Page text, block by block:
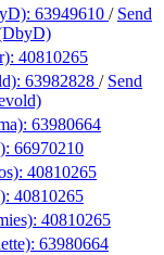
63949610 / Send
40810265
63982828 / Send
63980664
66970210
40810265
40810265
40810265
63980664